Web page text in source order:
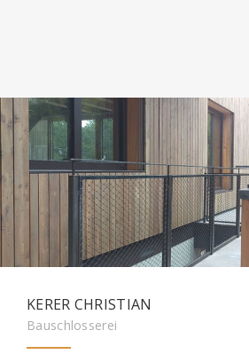
KERER CHRISTIAN
Bauschlosserei